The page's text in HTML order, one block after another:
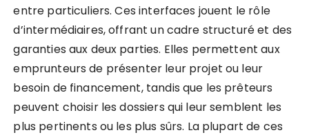
entre particuliers. Ces interfaces jouent le rôle
d’intermédiaires, offrant un cadre structuré et des
garanties aux deux parties. Elles permettent aux
emprunteurs de présenter leur projet ou leur
besoin de financement, tandis que les prêteurs
peuvent choisir les dossiers qui leur semblent les
plus pertinents ou les plus sûrs. La plupart de ces